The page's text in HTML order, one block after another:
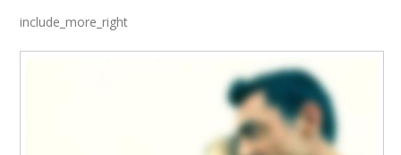
include_more_right